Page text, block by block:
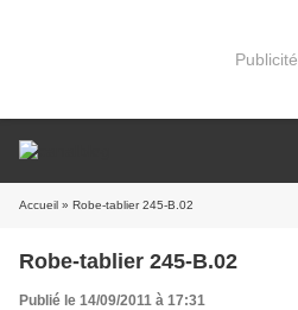
Publicité
Accueil » Robe-tablier 245-B.02
Robe-tablier 245-B.02
Publié le 14/09/2011 à 17:31